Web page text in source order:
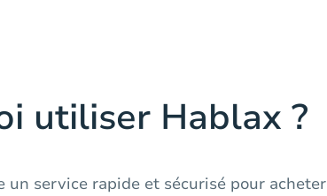
utiliser Hablax ?
un service rapide et sécurisé pour acheter